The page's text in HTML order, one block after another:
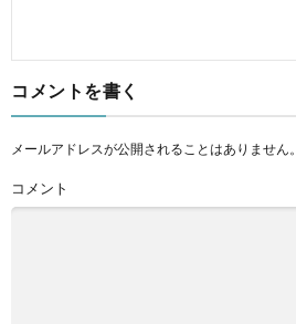
コメントを書く
メールアドレスが公開されることはありません。
コメント